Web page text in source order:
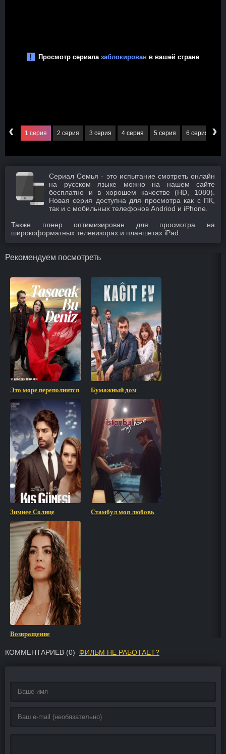
‹ 1 серия 2 серия 3 серия 4 серия 5 серия 6 серия ›
Сериал Семья - это испытание смотреть онлайн
на русском языке можно на нашем сайте
бесплатно и в хорошем качестве (HD, 1080).
Новая серия доступна для просмотра как с ПК,
так и с мобильных телефонов Andriod и iPhone.
Также плеер оптимизирован для просмотра на
широкоформатных телевизорах и планшетах iPad.
Рекомендуем посмотреть
Это море переполнится Бумажный дом
Зимнее Солнце Стамбул моя любовь
Возвращение
КОММЕНТАРИЕВ (0) ФИЛЬМ НЕ РАБОТАЕТ?